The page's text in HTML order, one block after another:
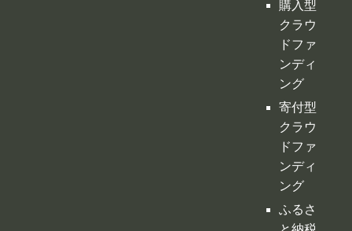
ドファ
ンディ
ング
ふるさ
と納税
型クラ
ウドフ
ァンデ
ィング
不動産
クラウ